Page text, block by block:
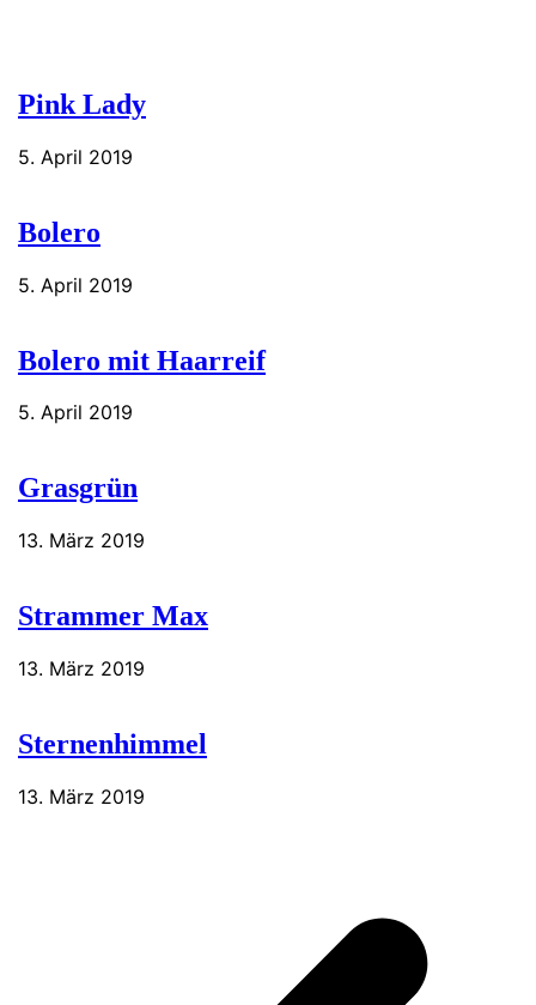
Pink Lady
5. April 2019
Bolero
5. April 2019
Bolero mit Haarreif
5. April 2019
Grasgrün
13. März 2019
Strammer Max
13. März 2019
Sternenhimmel
13. März 2019